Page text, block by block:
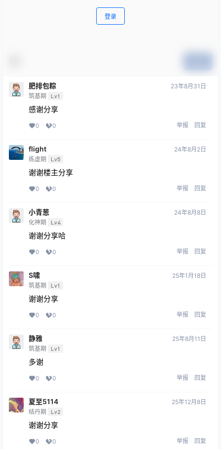
登录
肥排包粽
筑基期 Lv1
23年8月31日
感谢分享
0 0 举报 回复
flight
练虚期 Lv5
24年8月2日
谢谢楼主分享
0 0 举报 回复
小青葱
化神期 Lv4
24年8月8日
谢谢分享哈
0 0 举报 回复
S啸
筑基期 Lv1
25年1月18日
谢谢分享
0 0 举报 回复
静雅
筑基期 Lv1
25年8月11日
多谢
0 0 举报 回复
夏至5114
结丹期 Lv2
25年12月8日
谢谢分享
0 0 举报 回复